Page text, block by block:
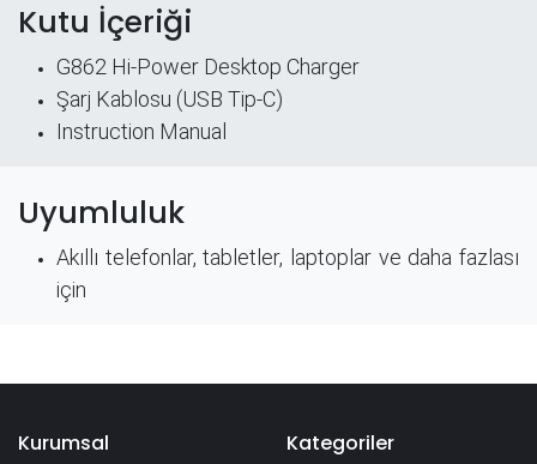
Kutu İçeriği
G862 Hi-Power Desktop Charger
Şarj Kablosu (USB Tip-C)
Instruction Manual
Uyumluluk
Akıllı telefonlar, tabletler, laptoplar ve daha fazlası
için
Kurumsal Kategoriler